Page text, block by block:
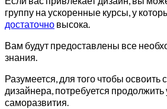
группу на ускоренные курсы, у
достаточно высока.
Вам будут предоставлены все
знания.
Разумеется, для того чтобы освоить
дизайнера, потребуется продолжить
саморазвития.